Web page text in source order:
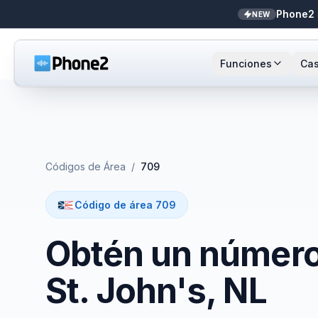
NEW
Funciones
Identificador de llamadas
Analíticas de llamadas
Bandeja unificada
NEW
Soporte y éxito
Códigos de Área / 709
Código de área 709
Obtén un
St. John's, NL